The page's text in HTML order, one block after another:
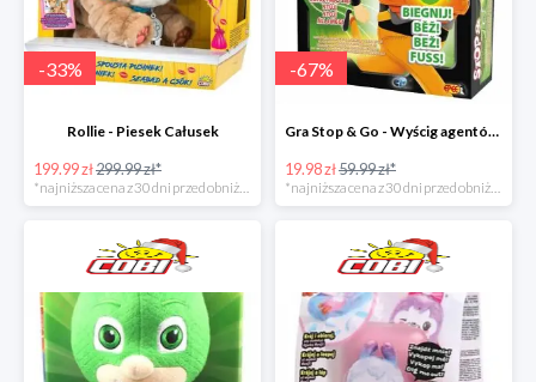
-33%
Rollie - Piesek Całusek
199.99 zł299.99 zł*
-67%
Gra Stop & Go - Wyścig agentów w super cenie
19.98 zł59.99 zł*